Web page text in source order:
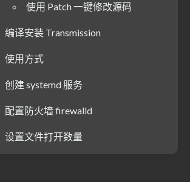
使用 Patch 一键修改源码
编译安装 Transmission
使用方式
创建 systemd 服务
配置防火墙 firewalld
设置文件打开数量